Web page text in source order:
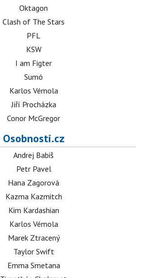
Oktagon
Clash of The Stars
PFL
KSW
I am Figter
Sumó
Karlos Vémola
Jiří Procházka
Conor McGregor
Osobnosti.cz
Andrej Babiš
Petr Pavel
Hana Zagorová
Kazma Kazmitch
Kim Kardashian
Karlos Vémola
Marek Ztracený
Taylor Swift
Emma Smetana